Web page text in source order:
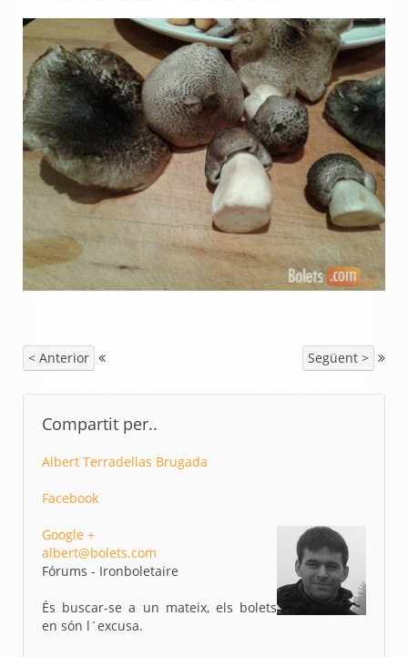
< Anterior Següent >
Compartit per..
Albert Terradellas Brugada
Facebook
Google +
albert@bolets.com
Fórums - Ironboletaire
És buscar-se a un mateix, els bolets
en són l´excusa.